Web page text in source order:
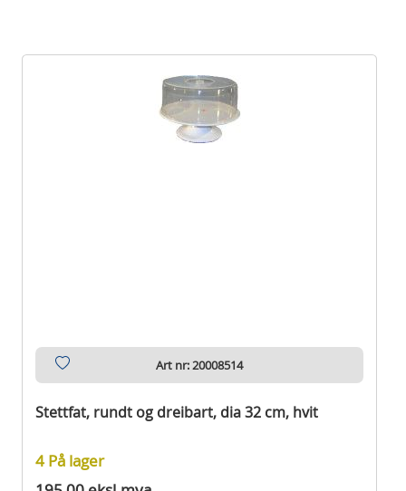
Art nr: 20008514
Stettfat, rundt og dreibart, dia 32 cm, hvit
4 På lager